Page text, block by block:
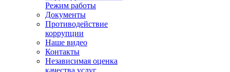
Режим работы
Документы
Противодействие
коррупции
Наше видео
Контакты
Независимая оценка
качества услуг